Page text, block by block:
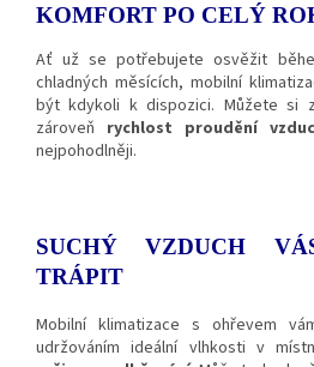
KOMFORT PO CELÝ
Ať už se potřebujete osvěžit
chladných měsících, mobilní
být kdykoli k dispozici. Můžete si
zároveň rychlost proudění
nejpohodlněji.
SUCHÝ VZDUCH
TRÁPIT
Mobilní klimatizace s ohřevem
udržováním ideální vlhkosti v